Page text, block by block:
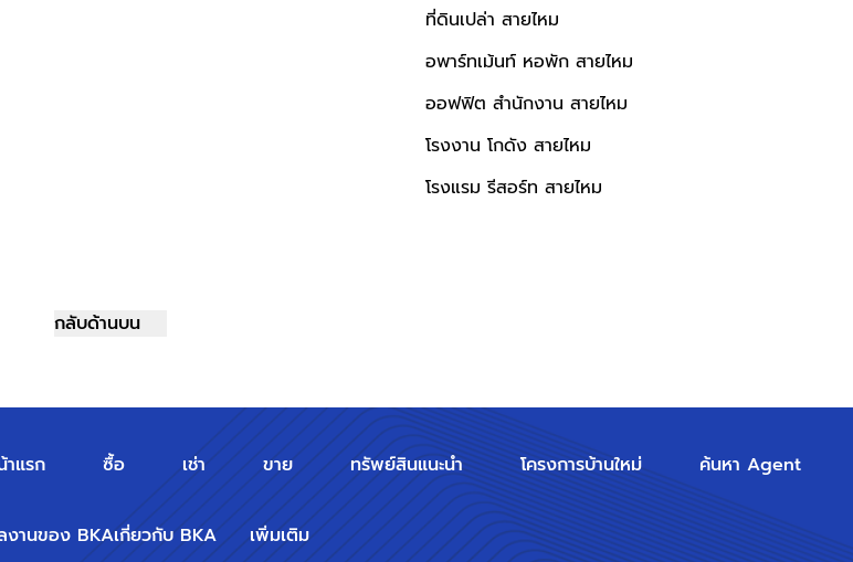
ที่ดินเปล่า สายไหม
อพาร์ทเม้นท์ หอพัก สายไหม
ออฟฟิต สำนักงาน สายไหม
โรงงาน โกดัง สายไหม
โรงแรม รีสอร์ท สายไหม
กลับด้านบน
าแรก ซื้อ เช่า ขาย ทรัพย์สินแนะนำ โครงการบ้านใหม่ ค้นหา Agent
งานของ BKAเกี่ยวกับ BKA เพิ่มเติม